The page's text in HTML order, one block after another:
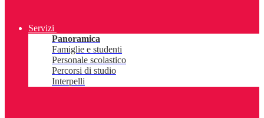
Servizi
Panoramica
Famiglie e studenti
Personale scolastico
Percorsi di studio
Interpelli